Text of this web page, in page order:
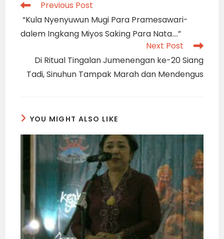
Read
more
articles
Previous Post
“Kula Nyenyuwun Mugi Para Pramesawari-
dalem Ingkang Miyos Saking Para Nata….”
Next Post
Di Ritual Tingalan Jumenengan ke-20 Siang
Tadi, Sinuhun Tampak Marah dan Mendengus
YOU MIGHT ALSO LIKE